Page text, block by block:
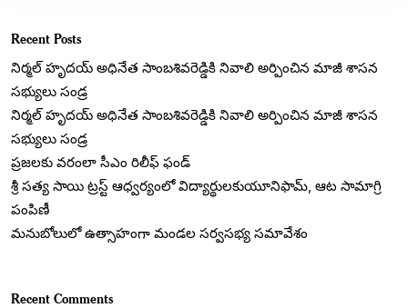
Recent Posts
నిర్మల్ హృదయ్ అధినేత సాంబశివరెడ్డికి నివాలి అర్పించిన మాజీ శాసన
సభ్యులు సండ్ర
నిర్మల్ హృదయ్ అధినేత సాంబశివరెడ్డికి నివాలి అర్పించిన మాజీ శాసన
సభ్యులు సండ్ర
ప్రజలకు వరంలా సీఎం రిలీఫ్ ఫండ్
శ్రీ సత్య సాయి ట్రస్ట్ ఆధ్వర్యంలో విద్యార్థులకుయూనిఫామ్, ఆట సామాగ్రి
పంపిణీ
మనుబోలులో ఉత్సాహంగా మండల సర్వసభ్య సమావేశం
Recent Comments